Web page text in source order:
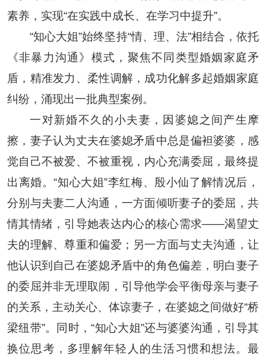
素养，实现“在实践中成长、在学习中提升”。
“知心大姐”始终坚持“情、理、法”相结合，依托
《非暴力沟通》模式，聚焦不同类型婚姻家庭矛
盾，精准发力、柔性调解，成功化解多起婚姻家庭
纠纷，涌现出一批典型案例。
一对新婚不久的小夫妻，因婆媳之间产生摩
擦，妻子认为丈夫在婆媳矛盾中总是偏袒婆婆，感
觉自己不被爱、不被重视，内心充满委屈，最终提
出离婚。“知心大姐”李红梅、殷小仙了解情况后，
分别与夫妻二人沟通，一方面倾听妻子的委屈，共
情其情绪，引导她表达内心的核心需求——渴望丈
夫的理解、尊重和偏爱；另一方面与丈夫沟通，让
他认识到自己在婆媳矛盾中的角色偏差，明白妻子
的委屈并非无理取闹，引导他学会平衡母亲与妻子
的关系，主动关心、体谅妻子，在婆媳之间做好“桥
梁纽带”。同时，“知心大姐”还与婆婆沟通，引导其
换位思考，多理解年轻人的生活习惯和想法。最